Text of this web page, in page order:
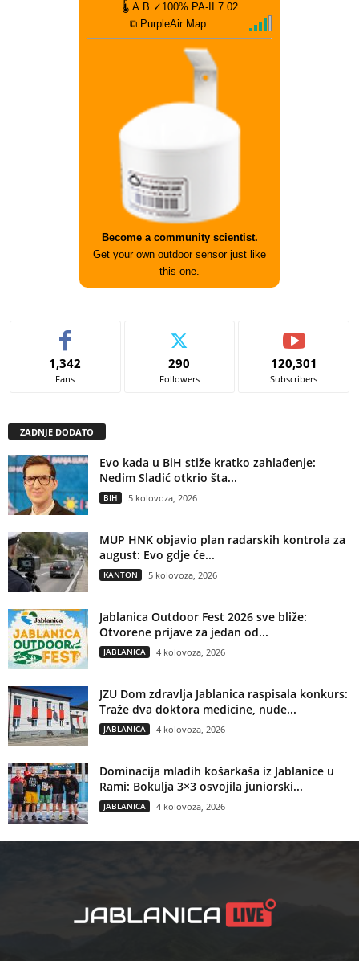
🌡 A B ✓100% PA-II
7.02
⧉ PurpleAir Map
Become a community scientist.
Get your own outdoor sensor just like
this one.
1,342
Fans
290
Followers
120,301
Subscribers
ZADNJE DODATO
Evo kada u BiH stiže kratko zahlađenje:
Nedim Sladić otkrio šta...
BIH 5 kolovoza, 2026
MUP HNK objavio plan radarskih kontrola za
august: Evo gdje će...
KANTON 5 kolovoza, 2026
Jablanica Outdoor Fest 2026 sve bliže:
Otvorene prijave za jedan od...
JABLANICA 4 kolovoza, 2026
JZU Dom zdravlja Jablanica raspisala konkurs:
Traže dva doktora medicine, nude...
JABLANICA 4 kolovoza, 2026
Dominacija mladih košarkaša iz Jablanice u
Rami: Bokulja 3×3 osvojila juniorski...
JABLANICA 4 kolovoza, 2026